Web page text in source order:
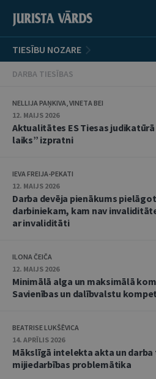
TIESĪBU NOZARE
DARBA TIESĪBAS
NELLIJA PAŅKIVA, VINETA BEI
12. MAIJS 2026
Aktualitātes ES Tiesas
laiks” izpratni
IEVA FREIJA-PEKATI
12. MAIJS 2026
Darba devēja pienākums
darbiniekam, kam nav
ar invaliditāti
ILONA ČEIČA
12. MAIJS 2026
Minimālā alga un maksimālā
Savienības un dalībvalstu
BEATRISE LUKŠĒVICA
14. APRĪLIS 2026
Mākslīgā intelekta akta un
mijiedarbības problemātika